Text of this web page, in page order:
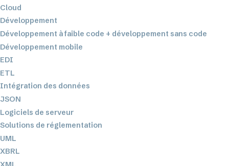
Cloud
Développement
Développement à faible code + développement sans code
Développement mobile
EDI
ETL
Intégration des données
JSON
Logiciels de serveur
Solutions de réglementation
UML
XBRL